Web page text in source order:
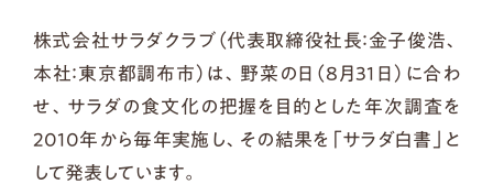
株式会社サラダクラブ（代表取締役社長：金子俊浩、
本社：東京都調布市）は、野菜の日（8月31日）に合わ
せ、サラダの食文化の把握を目的とした年次調査を
2010年から毎年実施し、その結果を「サラダ白書」と
して発表しています。